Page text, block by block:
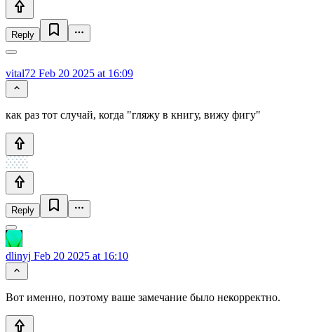
Reply
vital72 Feb 20 2025 at 16:09
как раз тот случай, когда "гляжу в книгу, вижу фигу"
Reply
dlinyj Feb 20 2025 at 16:10
Вот именно, поэтому ваше замечание было некорректно.